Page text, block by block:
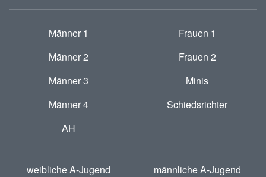
Männer 1
Männer 2
Männer 3
Männer 4
AH
Frauen 1
Frauen 2
Minis
Schiedsrichter
weibliche A-Jugend
männliche A-Jugend